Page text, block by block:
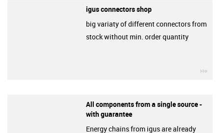
igus connectors shop
big variaty of different connectors from
stock without min. order quantity
All components from a single source -
with guarantee
Energy chains from igus are already